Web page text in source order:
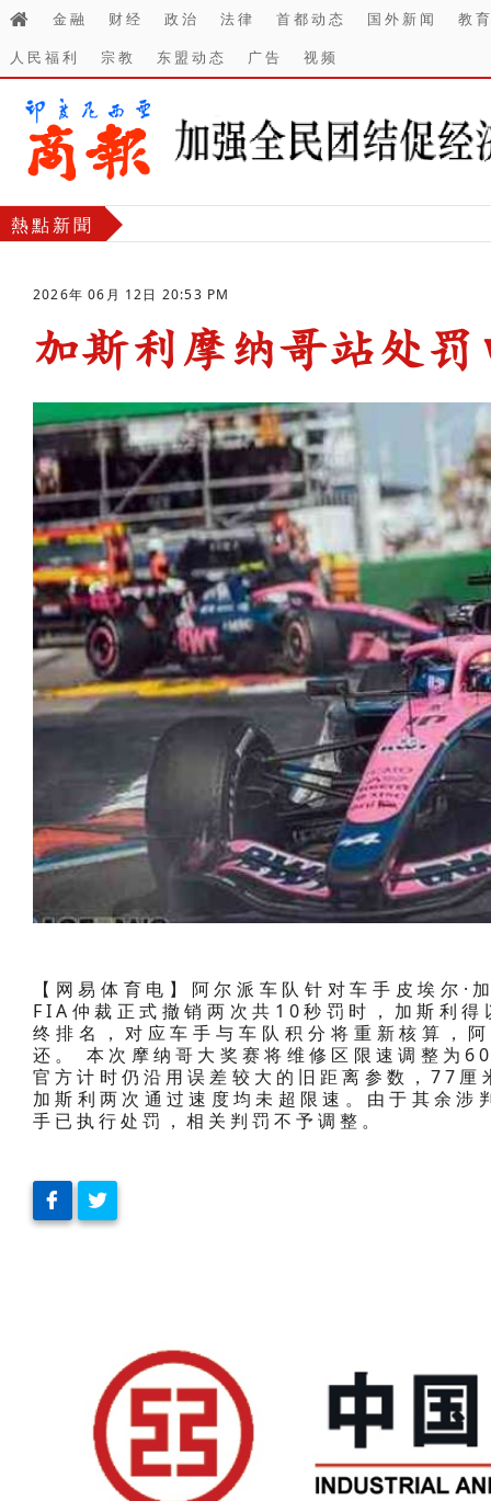
金融 财经 政治 法律 首都动态 国外新闻
教
人民福利
宗教 东盟动态 广告 视频
熱點新聞
2026年 06月 12日 20:53 PM
加斯利摩纳哥站处罚
【网易体育电】阿尔派车队针对车手皮埃尔
FIA仲裁正式撤销两次共10秒罚时，加斯利
终排名，对应车手与车队积分将重新核算，
还。 本次摩纳哥大奖赛将维修区限速调整
官方计时仍沿用误差较大的旧距离参数，77
加斯利两次通过速度均未超限速。由于其余
手已执行处罚，相关判罚不予调整。